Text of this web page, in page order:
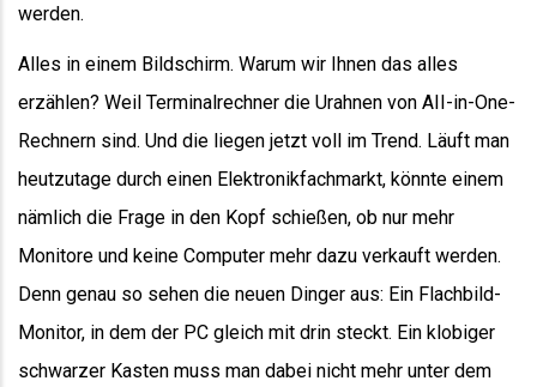
werden.
Alles in einem Bildschirm. Warum wir Ihnen das alles
erzählen? Weil Terminalrechner die Urahnen von AII-in-One-
Rechnern sind. Und die liegen jetzt voll im Trend. Läuft man
heutzutage durch einen Elektronikfachmarkt, könnte einem
nämlich die Frage in den Kopf schießen, ob nur mehr
Monitore und keine Computer mehr dazu verkauft werden.
Denn genau so sehen die neuen Dinger aus: Ein Flachbild-
Monitor, in dem der PC gleich mit drin steckt. Ein klobiger
schwarzer Kasten muss man dabei nicht mehr unter dem